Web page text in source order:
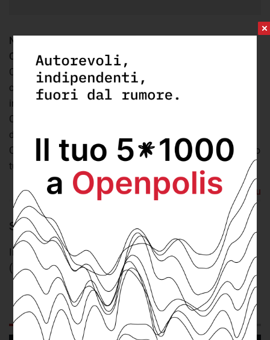
Nei capoluoghi italiani, quello con più giovani assunti è
Cuneo (11% del personale), a cui seguono Sondrio e
Catanzaro, entrambi al 10%. Questi sono gli unici
capoluoghi in cui l’incidenza è superiore al 10%. Sono
invece 16 quelli in cui il valore è fermo allo 0%: Rieti,
Caserta, Salerno, Foggia, Andria, Brindisi, Cosenza, Reggio
di Calabria, Trapani, Palermo, Messina, Agrigento,
Caltanissetta, Catania, Siracusa e Nuoro. Tranne Rieti, sono
tutti comuni del mezzogiorno.
Torna su
Scopri quanti giovani lavorano nel tuo comune
Incidenza del personale giovane nei comuni italiani
(2020)
GRAFICO DA SAPERE